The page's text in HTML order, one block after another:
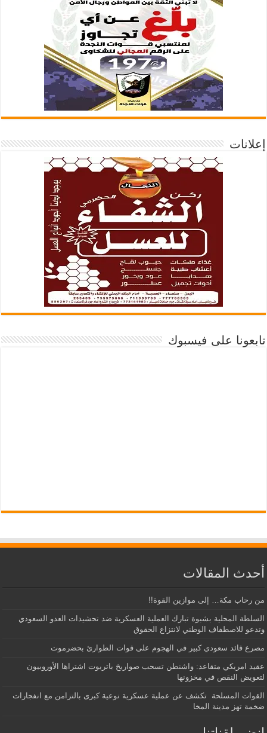
إعلانات
تابعونا على فيسبوك
أحدث المقالات
من رحاب مكة… إلى موازين القوة!!
السلطة المحلية بشبوة تبارك العملية العسكرية ضد تحشيدات العدو السعودي
وتدعو للاصطفاف الوطني لانتزاع الحقوق
مصرع قائد سعودي كبير في الهجوم على قوات الطوارئ بحضرموت
عقيد امريكي متقاعد: واشنطن تسحب صواريخ باتريوت اشتراها الأوروبيون
لتعويض النقص في مخزونها
القوات المسلحة تكشف عن عملية عسكرية نوعية كبرى بالتزامن مع انفجارات
ضخمة تهز مدينة المخا